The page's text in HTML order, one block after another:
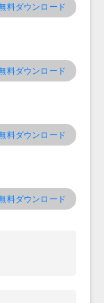
料ダウンロード
料ダウンロード
料ダウンロード
料ダウンロード